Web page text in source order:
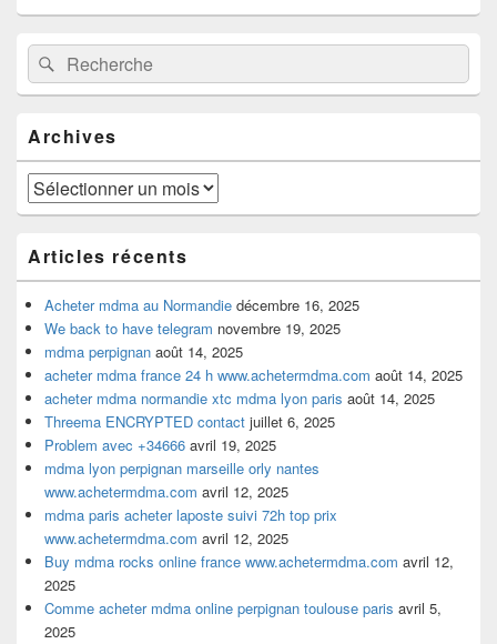
Zone
principale
de
widget
barre
latérale
Recherche :Rechercher
Archives
Archives
Articles récents
Acheter mdma au Normandie décembre 16, 2025
We back to have telegram novembre 19, 2025
mdma perpignan août 14, 2025
acheter mdma france 24 h www.achetermdma.com août 14, 2025
acheter mdma normandie xtc mdma lyon paris août 14, 2025
Threema ENCRYPTED contact juillet 6, 2025
Problem avec +34666 avril 19, 2025
mdma lyon perpignan marseille orly nantes
www.achetermdma.com avril 12, 2025
mdma paris acheter laposte suivi 72h top prix
www.achetermdma.com avril 12, 2025
Buy mdma rocks online france www.achetermdma.com avril 12,
2025
Comme acheter mdma online perpignan toulouse paris avril 5,
2025